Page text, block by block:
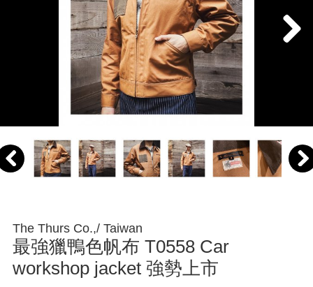
The Thurs Co.,/ Taiwan
最強獵鴨色帆布 T0558 Car
workshop jacket 強勢上市